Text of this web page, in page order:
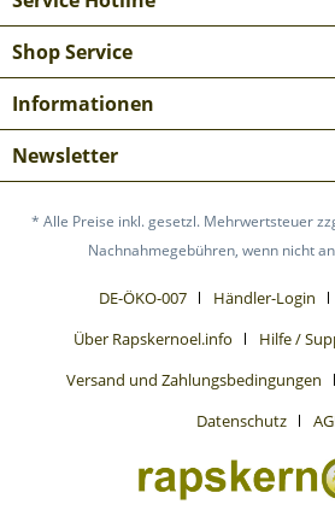
Shop Service
Informationen
Newsletter
* Alle Preise inkl. gesetzl. Mehrwertsteuer
Nachnahmegebühren, wenn nicht
DE-ÖKO-007 Händler-Login
Über Rapskernoel.info
Hilfe /
Versand und Zahlungsbedingungen
Datenschutz